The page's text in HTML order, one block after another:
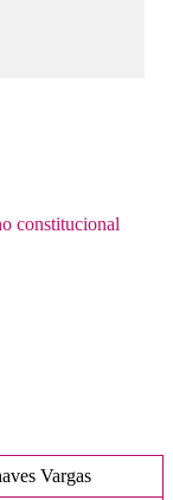
constitucional
Vargas